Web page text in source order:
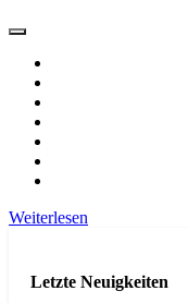
Weiterlesen
Letzte Neuigkeiten